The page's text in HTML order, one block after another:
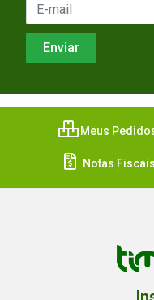
Meus
Notas Fiscais